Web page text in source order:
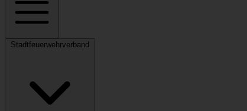
Stadtfeuerwehrverband